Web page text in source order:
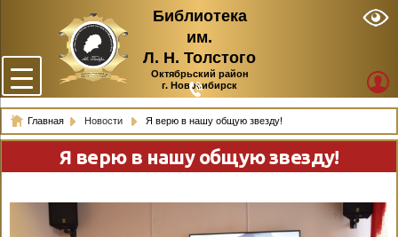
Библиотека
им.
Л. Н. Толстого
Октябрьский район
г. Новосибирск
Главная Новости Я верю в нашу общую звезду!
Я верю в нашу общую звезду!